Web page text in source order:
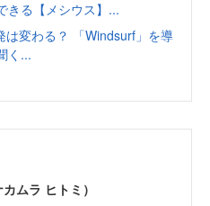
きる【メシウス】...
は変わる？ 「Windsurf」を導
く...
ムラ ヒトミ）